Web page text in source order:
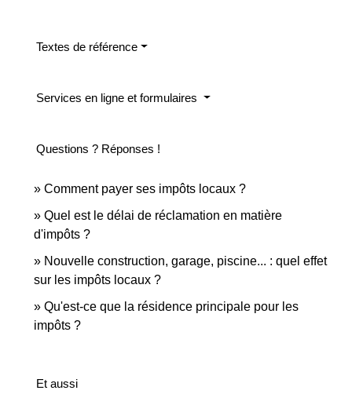
Textes de référence
Services en ligne et formulaires
Questions ? Réponses !
Comment payer ses impôts locaux ?
Quel est le délai de réclamation en matière
d'impôts ?
Nouvelle construction, garage, piscine... : quel effet
sur les impôts locaux ?
Qu'est-ce que la résidence principale pour les
impôts ?
Et aussi